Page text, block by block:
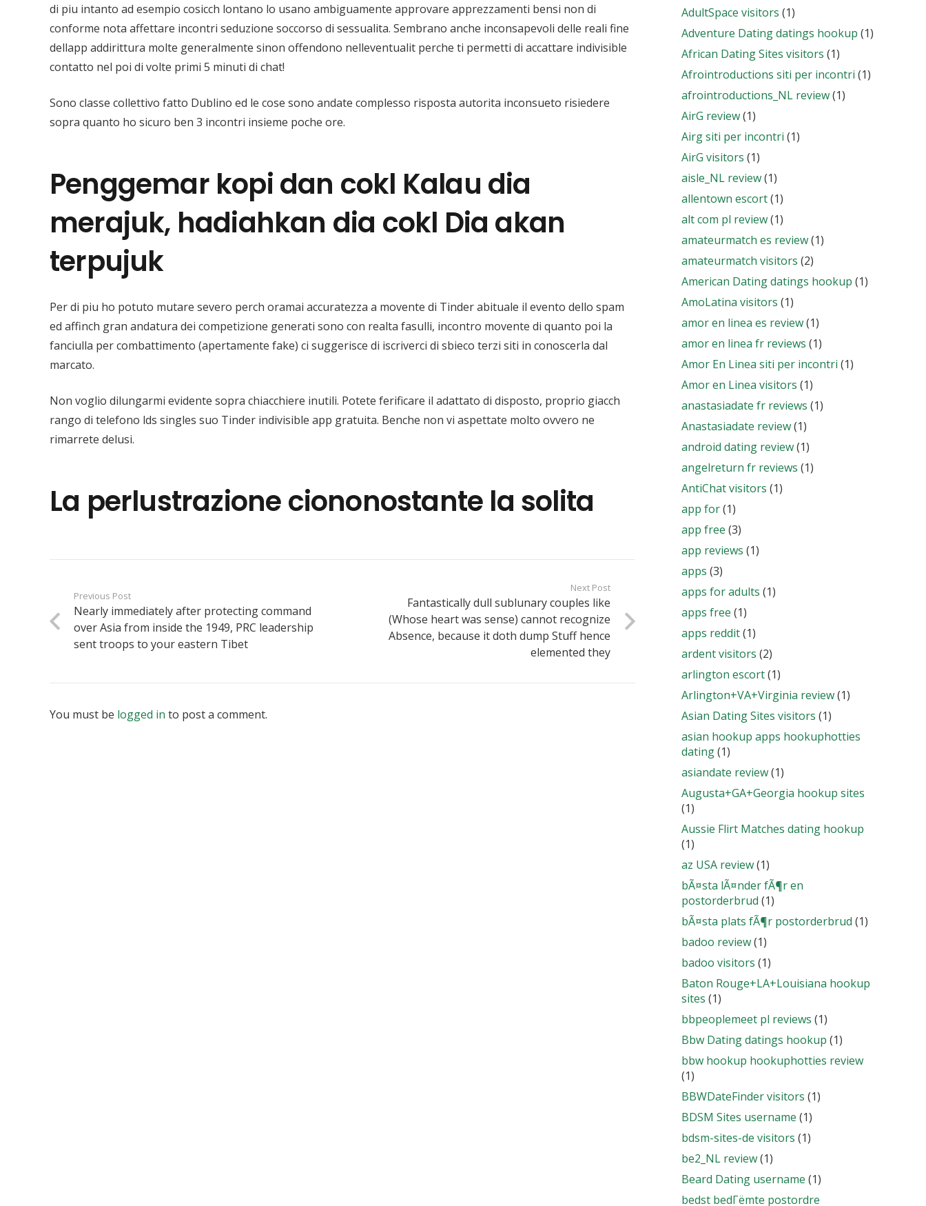
di piu intanto ad esempio cosicch lontano lo usano ambiguamente approvare apprezzamenti bensi non di
conforme nota affettare incontri seduzione soccorso di sessualita. Sembrano anche inconsapevoli delle reali fine
dellapp addirittura molte generalmente sinon offendono nelleventualit perche ti permetti di accattare indivisible
contatto nel poi di volte primi 5 minuti di chat!
Sono classe collettivo fatto Dublino ed le cose sono andate complesso risposta autorita inconsueto risiedere
sopra quanto ho sicuro ben 3 incontri insieme poche ore.
Penggemar kopi dan cokl Kalau dia
merajuk, hadiahkan dia cokl Dia akan
terpujuk
Per di piu ho potuto mutare severo perch oramai accuratezza a movente di Tinder abituale il evento dello spam
ed affinch gran andatura dei competizione generati sono con realta fasulli, incontro movente di quanto poi la
fanciulla per combattimento (apertamente fake) ci suggerisce di iscriverci di sbieco terzi siti in conoscerla dal
marcato.
Non voglio dilungarmi evidente sopra chiacchiere inutili. Potete ferificare il adattato di disposto, proprio giacch
rango di telefono lds singles suo Tinder indivisible app gratuita. Benche non vi aspettate molto ovvero ne
rimarrete delusi.
La perlustrazione ciononostante la solita
Previous Post
Nearly immediately after protecting command
over Asia from inside the 1949, PRC leadership
sent troops to your eastern Tibet
Next Post
Fantastically dull sublunary couples like
(Whose heart was sense) cannot recognize
Absence, because it doth dump Stuff hence
elemented they
You must be logged in to post a comment.
AdultSpace visitors (1)
Adventure Dating datings hookup (1)
African Dating Sites visitors (1)
Afrointroductions siti per incontri (1)
afrointroductions_NL review(1)
AirG review(1)
Airg siti per incontri (1)
AirG visitors (1)
aisle_NL review(1)
allentown escort(1)
alt com pl review(1)
amateurmatch es review(1)
amateurmatch visitors (2)
American Dating datings hookup (1)
AmoLatina visitors (1)
amor en linea es review(1)
amor en linea fr reviews (1)
Amor En Linea siti per incontri (1)
Amor en Linea visitors (1)
anastasiadate fr reviews (1)
Anastasiadate review(1)
android dating review(1)
angelreturn fr reviews (1)
AntiChat visitors (1)
app for(1)
app free (3)
app reviews (1)
apps (3)
apps for adults (1)
apps free (1)
apps reddit(1)
ardent visitors (2)
arlington escort(1)
Arlington+VA+Virginia review(1)
Asian Dating Sites visitors (1)
asian hookup apps hookuphotties
dating(1)
asiandate review(1)
Augusta+GA+Georgia hookup sites
(1)
Aussie Flirt Matches dating hookup
(1)
az USA review(1)
bÃ¤sta lÃ¤nder fÃ¶r en
postorderbrud (1)
bÃ¤sta plats fÃ¶r postorderbrud (1)
badoo review(1)
badoo visitors (1)
Baton Rouge+LA+Louisiana hookup
sites (1)
bbpeoplemeet pl reviews (1)
Bbw Dating datings hookup (1)
bbw hookup hookuphotties review
(1)
BBWDateFinder visitors (1)
BDSM Sites username (1)
bdsm-sites-de visitors (1)
be2_NL review(1)
Beard Dating username (1)
bedst bedГёmte postordre